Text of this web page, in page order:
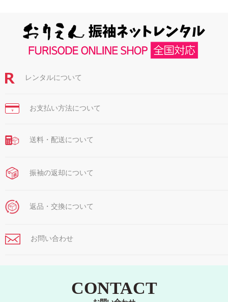
レンタルについて
￥ お支払い方法について
送料・配送について
振袖の返却について
返品・交換について
お問い合わせ
CONTACT